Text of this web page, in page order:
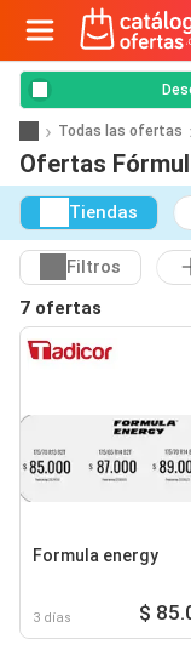
Todas las ofertas
Ofertas
Tiendas
Filtros
7 ofertas
Formula energy
3 días $